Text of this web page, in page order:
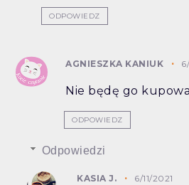
ODPOWIEDZ
AGNIESZKA KANIUK
Nie będę go
ODPOWIEDZ
Odpowiedzi
KASIA J. 6/11/2021